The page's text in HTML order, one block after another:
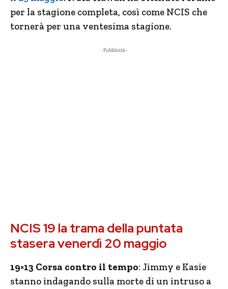
per la stagione completa, così come NCIS che
tornerà per una ventesima stagione.
- Pubblicità -
NCIS 19 la trama della puntata
stasera venerdì 20 maggio
19×13 Corsa contro il tempo: Jimmy e Kasie
stanno indagando sulla morte di un intruso a